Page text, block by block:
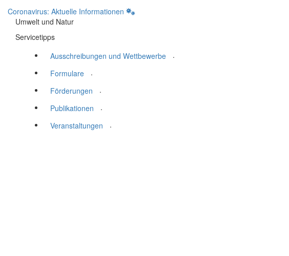
Coronavirus: Aktuelle Informationen
Umwelt und Natur
Servicetipps
Ausschreibungen und Wettbewerbe
.
Formulare
.
Förderungen
.
Publikationen
.
Veranstaltungen
.